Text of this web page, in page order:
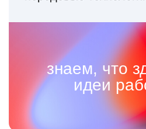
знаем, что
идеи